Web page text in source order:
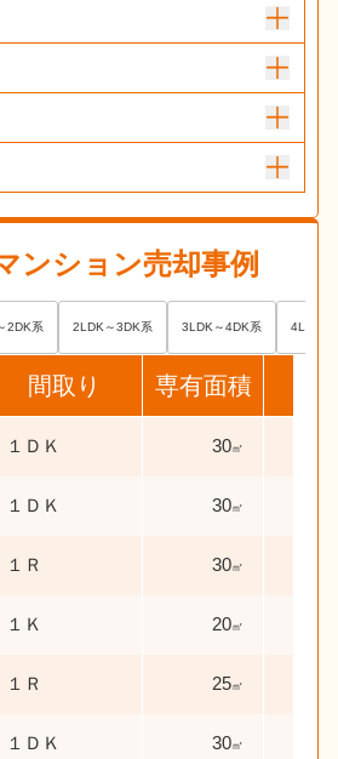
ンション売却事例
2DK系 2LDK～3DK系 3LDK～4DK系 4LDK～
間取り 専有面積
１ＤＫ 30㎡
１ＤＫ 30㎡
１Ｒ 30㎡
１Ｋ 20㎡
１Ｒ 25㎡
１ＤＫ 30㎡